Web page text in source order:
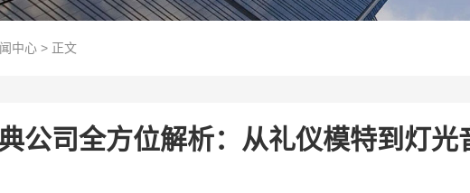
中心> 正文
公司全方位解析：从礼仪模特到灯光